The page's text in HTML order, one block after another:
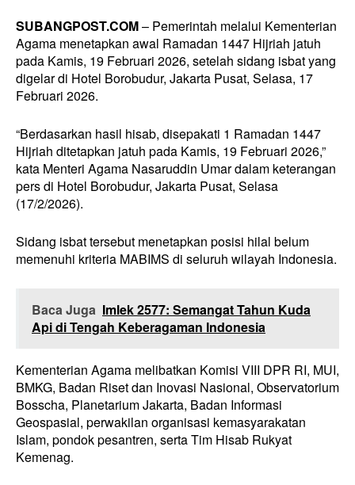
SUBANGPOST.COM– Pemerintah melalui Kementerian
Agama menetapkan awal Ramadan 1447 Hijriah jatuh
pada Kamis, 19 Februari 2026, setelah sidang isbat yang
digelar di Hotel Borobudur, Jakarta Pusat, Selasa, 17
Februari 2026.
“Berdasarkan hasil hisab, disepakati 1 Ramadan 1447
Hijriah ditetapkan jatuh pada Kamis, 19 Februari 2026,”
kata Menteri Agama Nasaruddin Umar dalam keterangan
pers di Hotel Borobudur, Jakarta Pusat, Selasa
(17/2/2026).
Sidang isbat tersebut menetapkan posisi hilal belum
memenuhi kriteria MABIMS di seluruh wilayah Indonesia.
Baca Juga Imlek 2577: Semangat Tahun Kuda
Api di Tengah Keberagaman Indonesia
Kementerian Agama melibatkan Komisi VIII DPR RI, MUI,
BMKG, Badan Riset dan Inovasi Nasional, Observatorium
Bosscha, Planetarium Jakarta, Badan Informasi
Geospasial, perwakilan organisasi kemasyarakatan
Islam, pondok pesantren, serta Tim Hisab Rukyat
Kemenag.